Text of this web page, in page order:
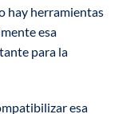
hay herramientas
esa
para la
esa